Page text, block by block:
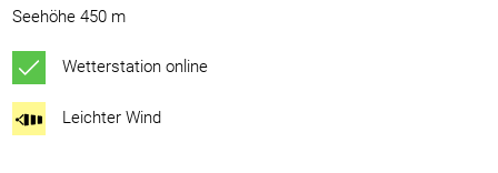
Seehöhe 450 m
Wetterstation online
Leichter Wind